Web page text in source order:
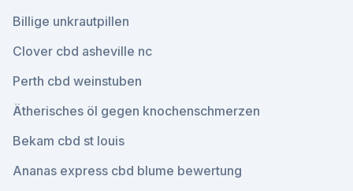
Billige unkrautpillen
Clover cbd asheville nc
Perth cbd weinstuben
Ätherisches öl gegen knochenschmerzen
Bekam cbd st louis
Ananas express cbd blume bewertung